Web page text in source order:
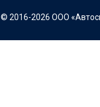
© 2016-2026 ООО